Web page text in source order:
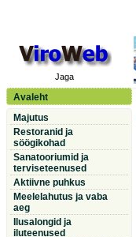
Jaga
Avaleht
Majutus
Restoranid ja
söögikohad
Sanatooriumid ja
terviseteenused
Aktiivne puhkus
Meelelahutus ja vaba
aeg
Ilusalongid ja
iluteenused